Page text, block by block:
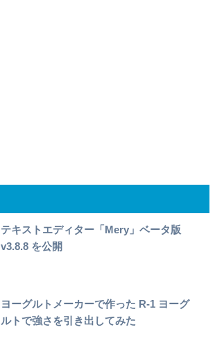
テキストエディター「Mery」ベータ版
v3.8.8 を公開
ヨーグルトメーカーで作った R-1 ヨーグ
ルトで強さを引き出してみた